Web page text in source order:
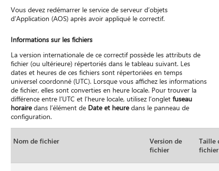
Vous devez redémarrer le service de serveur d’objets
d’Application (AOS) après avoir appliqué le correctif.
Informations sur les fichiers
La version internationale de ce correctif possède les attributs de
fichier (ou ultérieure) répertoriés dans le tableau suivant. Les
dates et heures de ces fichiers sont répertoriées en temps
universel coordonné (UTC). Lorsque vous affichez les informations
de fichier, elles sont converties en heure locale. Pour trouver la
différence entre l’UTC et l’heure locale, utilisez l’ongletfuseau
horairedans l’élément de Date et heuredans le panneau de
configuration.
Nom de fichier
Version de
fichier
Taille
fichier